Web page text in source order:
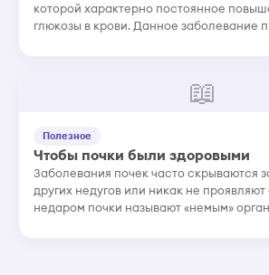
которой характерно постоянное
глюкозы в крови. Данное заболевание
📖
Полезное
Чтобы почки были здоровыми
Заболевания почек часто скрываются
других недугов или никак не
недаром почки называют «немым»